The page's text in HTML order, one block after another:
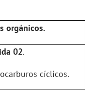
orgánicos.
02.
cíclicos.